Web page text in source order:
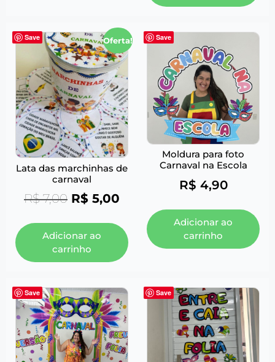
Save Oferta!
Lata das marchinhas de
carnaval
R$7,00 R$ 5,00
Adicionar ao
carrinho
Save
Moldura para foto
Carnaval na Escola
R$ 4,90
Adicionar ao
carrinho
Save Save